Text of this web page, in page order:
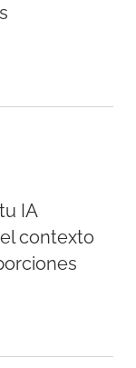
IA
contexto